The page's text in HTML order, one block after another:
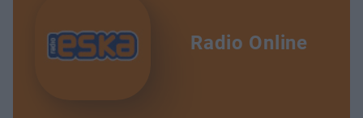
Radio Online